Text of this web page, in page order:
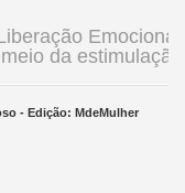
da
- Edição: MdeMulher